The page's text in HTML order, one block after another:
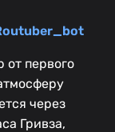
от первого
через
Гривза,